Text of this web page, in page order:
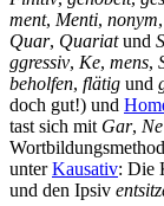
ment, Menti, nonym,
Quar, Quariatund
ggressiv, Ke, mens,
beholfen, flätig und
doch gut!) und
tast sich mit Gar, Ne
unterKausativ: Die
und den Ipsiv